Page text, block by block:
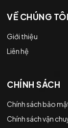
VỀ CHÚNG TÔI
Giới thiệu
Liên hệ
CHÍNH SÁCH
Chính sách bảo
Chính sách vận